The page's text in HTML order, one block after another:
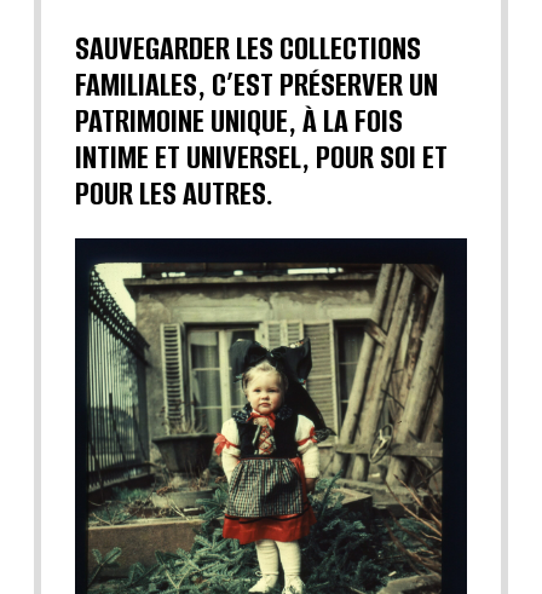
SAUVEGARDER LES COLLECTIONS
FAMILIALES, C’EST PRÉSERVER UN
PATRIMOINE UNIQUE, À LA FOIS
INTIME ET UNIVERSEL, POUR SOI ET
POUR LES AUTRES.